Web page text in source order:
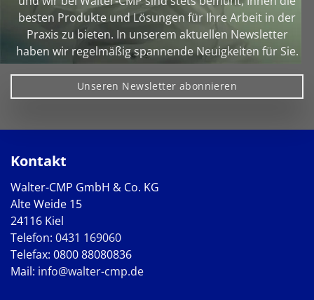
besten Produkte und Lösungen für Ihre Arbeit in der
Praxis zu bieten. In unserem aktuellen Newsletter
haben wir regelmäßig spannende Neuigkeiten für Sie.
Unseren Newsletter abonnieren
Kontakt
Walter-CMP GmbH & Co. KG
Alte Weide 15
24116 Kiel
Telefon: 0431 169060
Telefax: 0800 88080836
Mail: info@walter-cmp.de